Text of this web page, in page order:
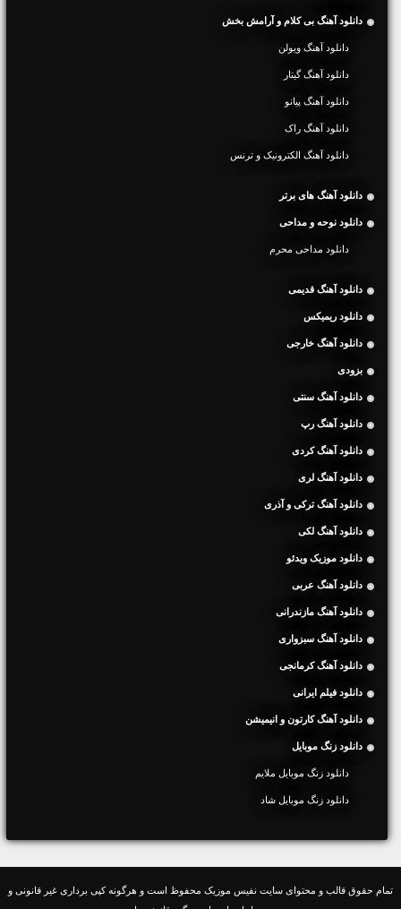
دانلود آهنگ بی کلام و آرامش بخش
دانلود آهنگ ویولن
دانلود آهنگ گیتار
دانلود آهنگ پیانو
دانلود آهنگ راک
دانلود آهنگ الکترونیک و ترنس
دانلود آهنگ های برتر
دانلود نوحه و مداحی
دانلود مداحی محرم
دانلود آهنگ قدیمی
دانلود ریمیکس
دانلود آهنگ خارجی
بزودی
دانلود آهنگ سنتی
دانلود آهنگ رپ
دانلود آهنگ کردی
دانلود آهنگ لری
دانلود آهنگ ترکی و آذری
دانلود آهنگ لکی
دانلود موزیک ویدئو
دانلود آهنگ عربی
دانلود آهنگ مازندرانی
دانلود آهنگ سبزواری
دانلود آهنگ کرمانجی
دانلود فیلم ایرانی
دانلود آهنگ کارتون و انیمیشن
دانلود زنگ موبایل
دانلود زنگ موبایل ملایم
دانلود زنگ موبایل شاد
تمام حقوق قالب و محتوای سایت نفیس موزیک محفوظ است و هرگونه کپی برداری غیر قانونی و